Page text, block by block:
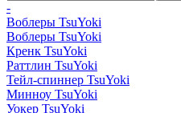
-
Воблеры TsuYoki
Воблеры TsuYoki
Кренк TsuYoki
Раттлин TsuYoki
Тейл-спиннер TsuYoki
Минноу TsuYoki
Уокер TsuYoki